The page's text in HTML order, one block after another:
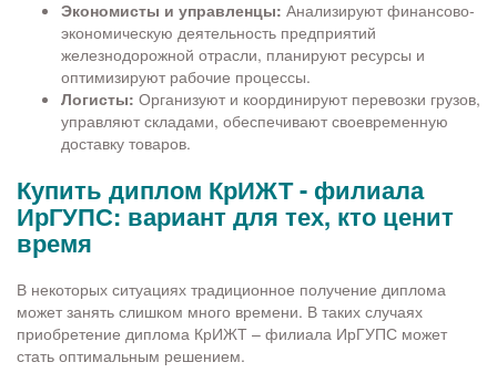
Экономисты и управленцы: Анализируют финансово-
экономическую деятельность предприятий
железнодорожной отрасли, планируют ресурсы и
оптимизируют рабочие процессы.
Логисты: Организуют и координируют перевозки грузов,
управляют складами, обеспечивают своевременную
доставку товаров.
Купить диплом КрИЖТ - филиала
ИрГУПС: вариант для тех, кто ценит
время
В некоторых ситуациях традиционное получение диплома
может занять слишком много времени. В таких случаях
приобретение диплома КрИЖТ – филиала ИрГУПС может
стать оптимальным решением.